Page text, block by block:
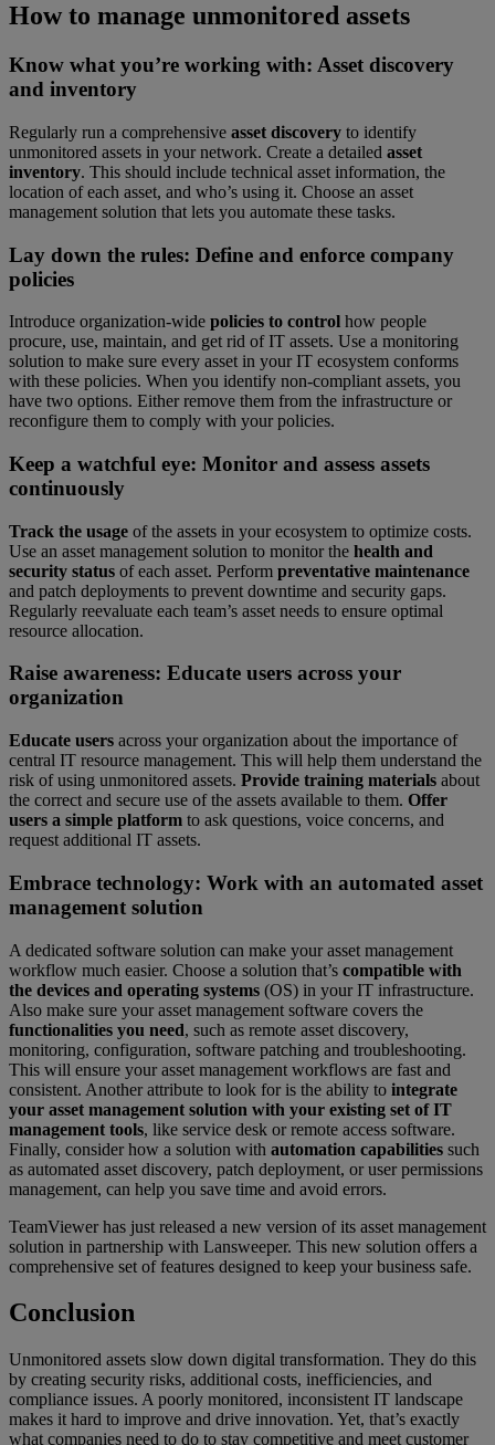
How to manage unmonitored assets
Know what you’re working with: Asset discovery
and inventory
Regularly run a comprehensive asset discovery to identify
unmonitored assets in your network. Create a detailed asset
inventory. This should include technical asset information, the
location of each asset, and who’s using it. Choose an asset
management solution that lets you automate these tasks.
Lay down the rules: Define and enforce company
policies
Introduce organization-wide policies to control how people
procure, use, maintain, and get rid of IT assets. Use a monitoring
solution to make sure every asset in your IT ecosystem conforms
with these policies. When you identify non-compliant assets, you
have two options. Either remove them from the infrastructure or
reconfigure them to comply with your policies.
Keep a watchful eye: Monitor and assess assets
continuously
Track the usage of the assets in your ecosystem to optimize costs.
Use an asset management solution to monitor the health and
security status of each asset. Perform preventative maintenance
and patch deployments to prevent downtime and security gaps.
Regularly reevaluate each team’s asset needs to ensure optimal
resource allocation.
Raise awareness: Educate users across your
organization
Educate users across your organization about the importance of
central IT resource management. This will help them understand the
risk of using unmonitored assets. Provide training materials about
the correct and secure use of the assets available to them. Offer
users a simple platform to ask questions, voice concerns, and
request additional IT assets.
Embrace technology: Work with an automated asset
management solution
A dedicated software solution can make your asset management
workflow much easier. Choose a solution that’s compatible with
the devices and operating systems (OS) in your IT infrastructure.
Also make sure your asset management software covers the
functionalities you need, such as remote asset discovery,
monitoring, configuration, software patching and troubleshooting.
This will ensure your asset management workflows are fast and
consistent. Another attribute to look for is the ability to integrate
your asset management solution with your existing set of IT
management tools, like service desk or remote access software.
Finally, consider how a solution with automation capabilities such
as automated asset discovery, patch deployment, or user permissions
management, can help you save time and avoid errors.
TeamViewer has just released a new version of its asset management
solution in partnership with Lansweeper. This new solution offers a
comprehensive set of features designed to keep your business safe.
Conclusion
Unmonitored assets slow down digital transformation. They do this
by creating security risks, additional costs, inefficiencies, and
compliance issues. A poorly monitored, inconsistent IT landscape
makes it hard to improve and drive innovation. Yet, that’s exactly
what companies need to do to stay competitive and meet customer